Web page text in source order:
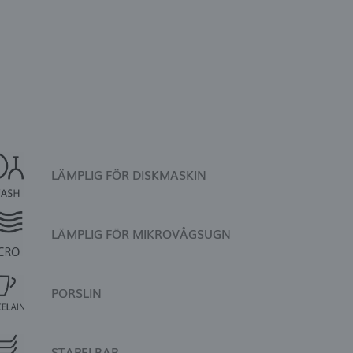
LÄMPLIG FÖR DISKMASKIN
LÄMPLIG FÖR MIKROVÅGSUGN
PORSLIN